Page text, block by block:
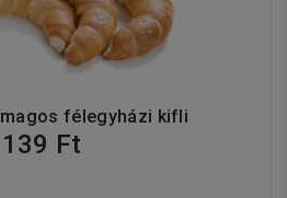
félegyházi kifli
139 Ft